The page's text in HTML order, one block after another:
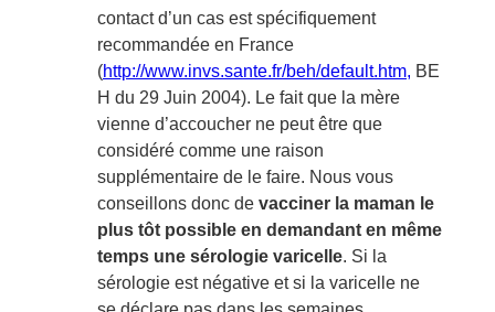
contact d’un cas est spécifiquement
recommandée en France
(http://www.invs.sante.fr/beh/default.htm, BE
H du 29 Juin 2004). Le fait que la mère
vienne d’accoucher ne peut être que
considéré comme une raison
supplémentaire de le faire. Nous vous
conseillons donc de vacciner la maman le
plus tôt possible en demandant en même
temps une sérologie varicelle. Si la
sérologie est négative et si la varicelle ne